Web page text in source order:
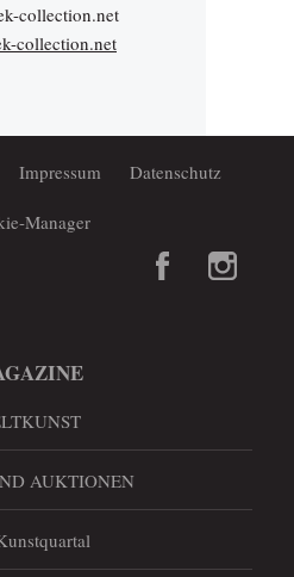
collection.net
collection.net
Impressum Datenschutz
Manager
AUKTIONEN